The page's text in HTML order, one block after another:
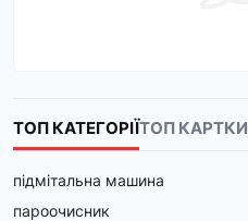
ТОП КАТЕГОРІЇТОП КАРТКИ
підмітальна машина
пароочисник